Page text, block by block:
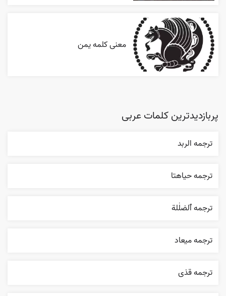
معنی کلمه یمن
پربازدیدترین کلمات عربی
ترجمه الربد
ترجمه حياهتا
ترجمه ٱلضلٰلة
ترجمه ميعاد
ترجمه قذی